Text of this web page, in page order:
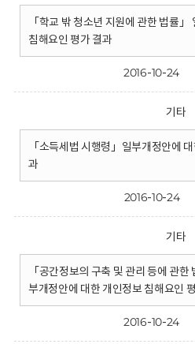
「학교 밖 청소년 지원에 관한 법률
침해요인 평가 결과
2016-10-24
기타
「소득세법 시행령」일부개정안에
과
2016-10-24
기타
「공간정보의 구축 및 관리 등에 관
부개정안에 대한 개인정보 침해요인
2016-10-24